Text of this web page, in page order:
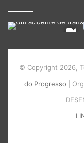
© Copyright 2026,
do Progresso |